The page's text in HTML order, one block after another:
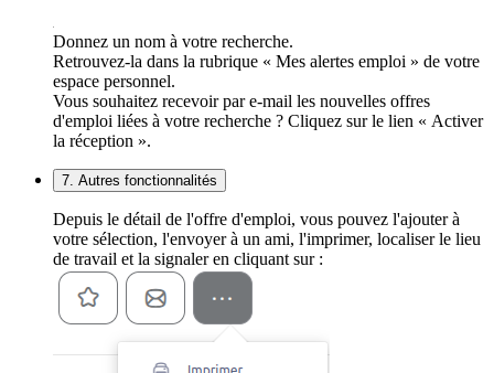
Donnez un nom à votre recherche.
Retrouvez-la dans la rubrique « Mes alertes emploi » de votre
espace personnel.
Vous souhaitez recevoir par e-mail les nouvelles offres
d'emploi liées à votre recherche ? Cliquez sur le lien « Activer
la réception ».
7. Autres fonctionnalités
Depuis le détail de l'offre d'emploi, vous pouvez l'ajouter à
votre sélection, l'envoyer à un ami, l'imprimer, localiser le lieu
de travail et la signaler en cliquant sur :